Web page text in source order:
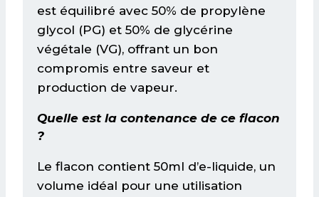
est équilibré avec 50% de propylène
glycol (PG) et 50% de glycérine
végétale (VG), offrant un bon
compromis entre saveur et
production de vapeur.
Quelle est la contenance de ce flacon
?
Le flacon contient 50ml d’e-liquide, un
volume idéal pour une utilisation